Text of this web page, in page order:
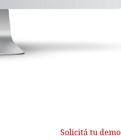
Solicitá tu demo